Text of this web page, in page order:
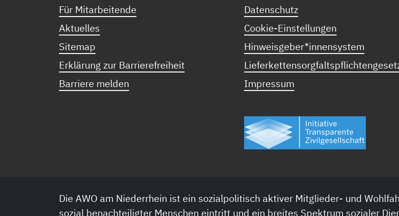
Für Mitarbeitende
Aktuelles
Sitemap
Erklärung zur Barrierefreiheit
Barriere melden
Datenschutz
Cookie-Einstellungen
Hinweisgeber*innensystem
Impressum
Die AWO am Niederrhein ist ein sozialpolitisch aktiver Mitglieder- und
sozial benachteiligter Menschen eintritt und ein breites Spektrum sozialer